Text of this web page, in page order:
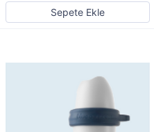
Sepete Ekle